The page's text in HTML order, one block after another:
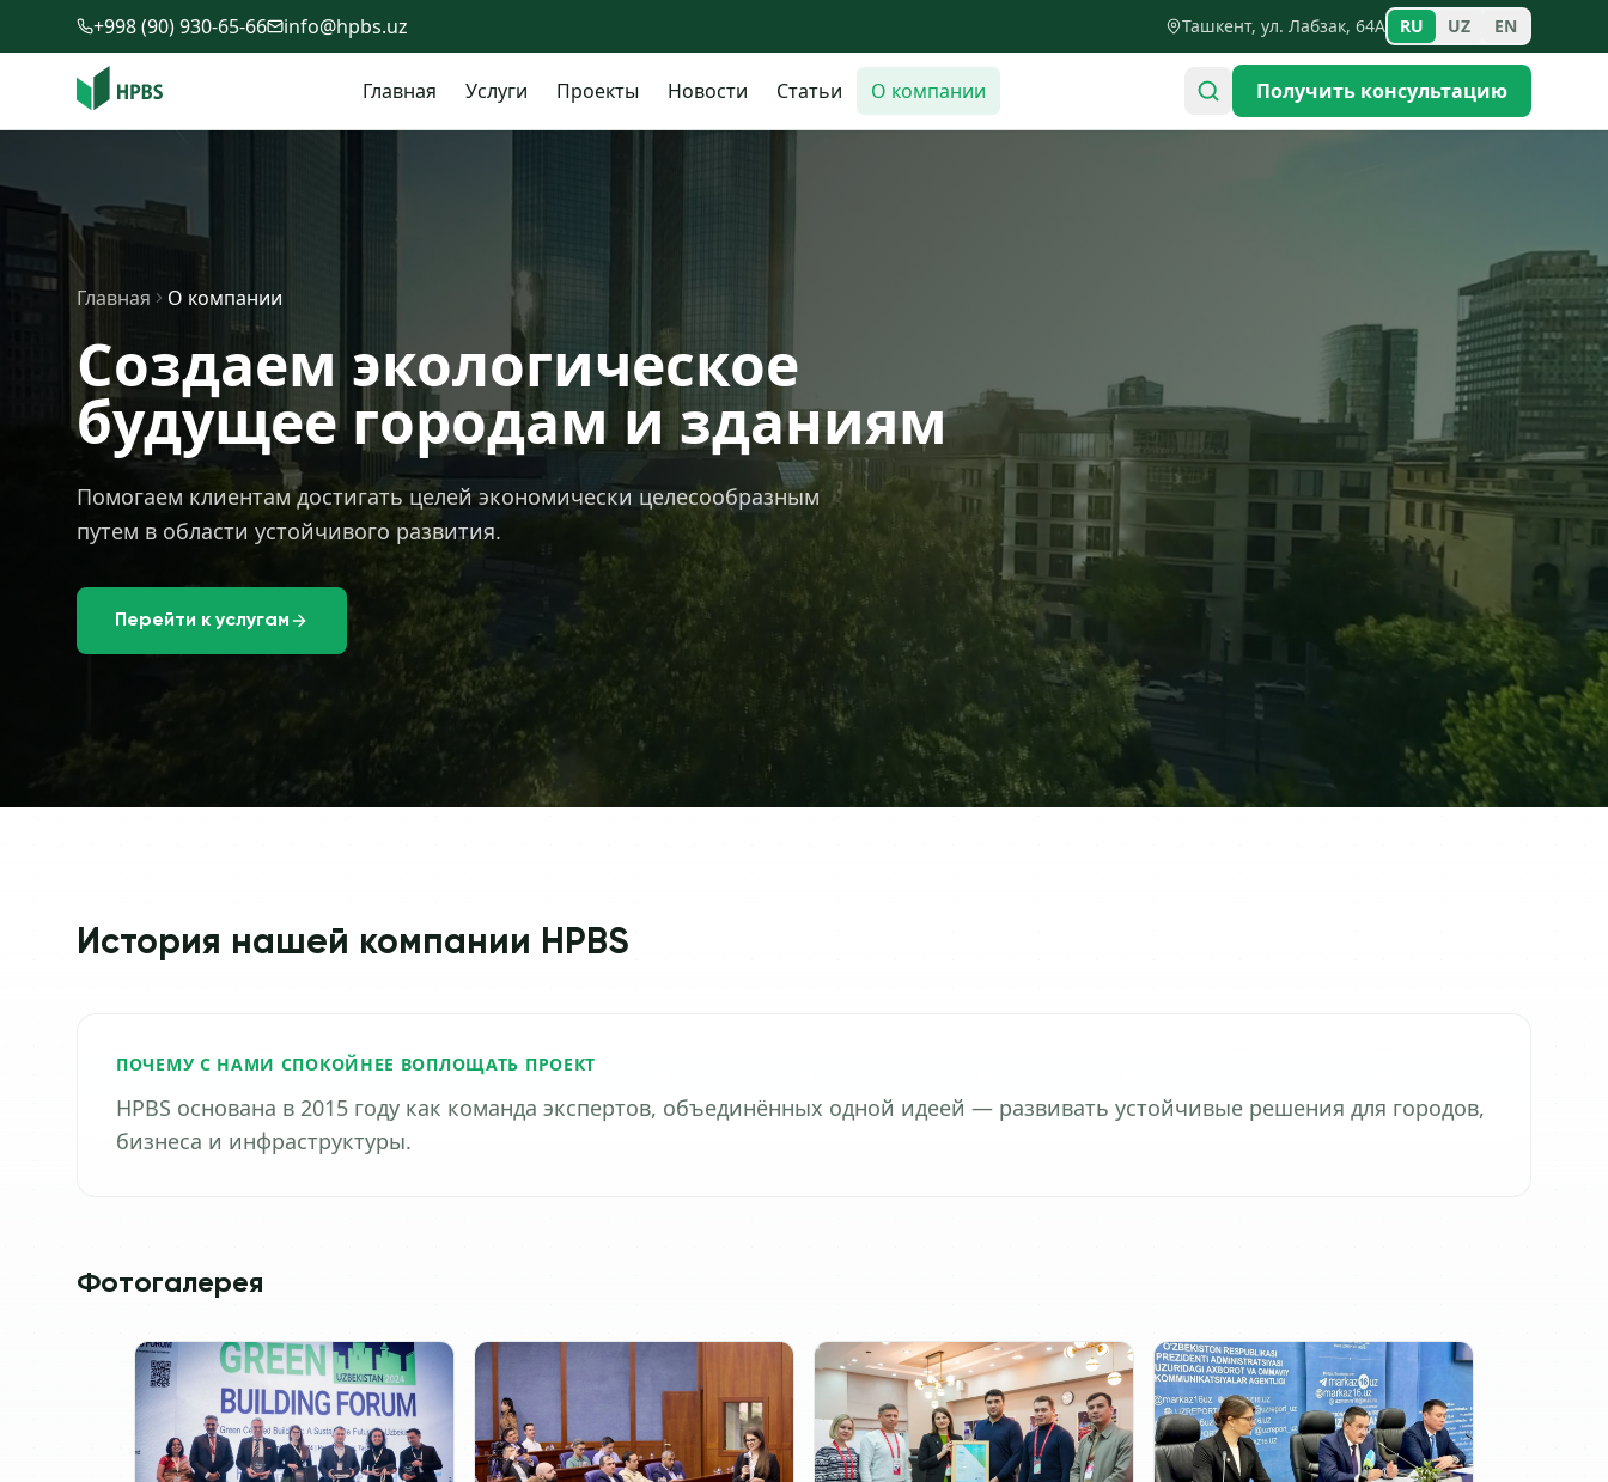
Перейти к содержимому
+998 (90) 930-65-66 info@hpbs.uz Ташкент, ул. Лабзак, 64А RU UZ EN
Главная Услуги Проекты Новости Статьи О компании Получить консультацию
Главная О компании
Создаем экологическое
будущее городам и зданиям
Помогаем клиентам достигать целей экономически целесообразным
путем в области устойчивого развития.
Перейти к услугам
История нашей компании HPBS
ПОЧЕМУ С НАМИ СПОКОЙНЕЕ ВОПЛОЩАТЬ ПРОЕКТ
HPBS основана в 2015 году как команда экспертов, объединённых одной идеей — развивать устойчивые решения для городов,
бизнеса и инфраструктуры.
Фотогалерея